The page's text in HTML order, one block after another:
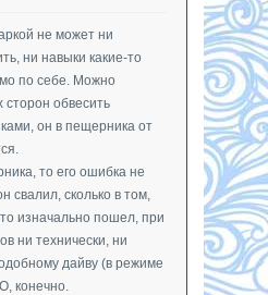
не может ни
ни навыки какие-то
по себе. Можно
сторон обвесить
он в пещерника от
то его ошибка не
свалил, сколько в том,
изначально пошел, при
ни технически, ни
дайву (в режиме
конечно.